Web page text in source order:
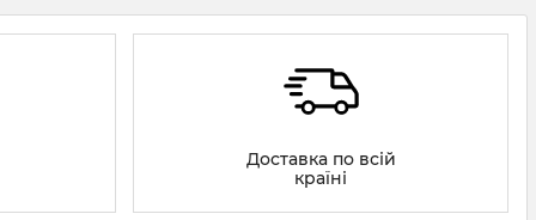
Доставка по всій
країні